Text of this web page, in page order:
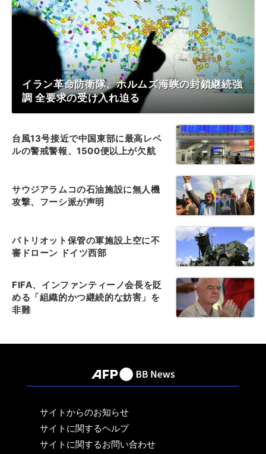
イラン革命防衛隊、ホルムズ海峡の封鎖継続強
調 全要求の受け入れ迫る
台風13号接近で中国東部に最高レベ
ルの警戒警報、1500便以上が欠航
サウジアラムコの石油施設に無人機
攻撃、フーシ派が声明
パトリオット保管の軍施設上空に不
審ドローン ドイツ西部
FIFA、インファンティーノ会長を貶
める「組織的かつ継続的な妨害」を
非難
サイトからのお知らせ
サイトに関するヘルプ
サイトに関するお問い合わせ